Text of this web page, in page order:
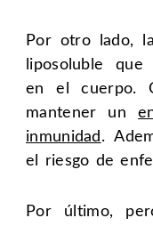
Por otro lado,
liposoluble
en el cuerpo.
mantener un
inmunidad .
el riesgo de
Por último,